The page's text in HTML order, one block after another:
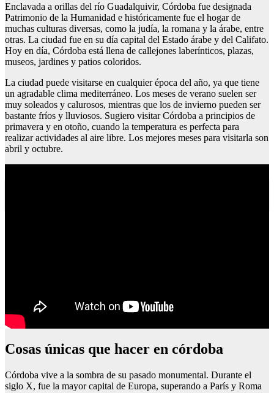
Enclavada a orillas del río Guadalquivir, Córdoba fue designada
Patrimonio de la Humanidad e históricamente fue el hogar de
muchas culturas diversas, como la judía, la romana y la árabe, entre
otras. La ciudad fue en su día capital del Estado árabe y del Califato.
Hoy en día, Córdoba está llena de callejones laberínticos, plazas,
museos, jardines y patios coloridos.
La ciudad puede visitarse en cualquier época del año, ya que tiene
un agradable clima mediterráneo. Los meses de verano suelen ser
muy soleados y calurosos, mientras que los de invierno pueden ser
bastante fríos y lluviosos. Sugiero visitar Córdoba a principios de
primavera y en otoño, cuando la temperatura es perfecta para
realizar actividades al aire libre. Los mejores meses para visitarla son
abril y octubre.
Cosas únicas que hacer en córdoba
Córdoba vive a la sombra de su pasado monumental. Durante el
siglo X, fue la mayor capital de Europa, superando a París y Roma